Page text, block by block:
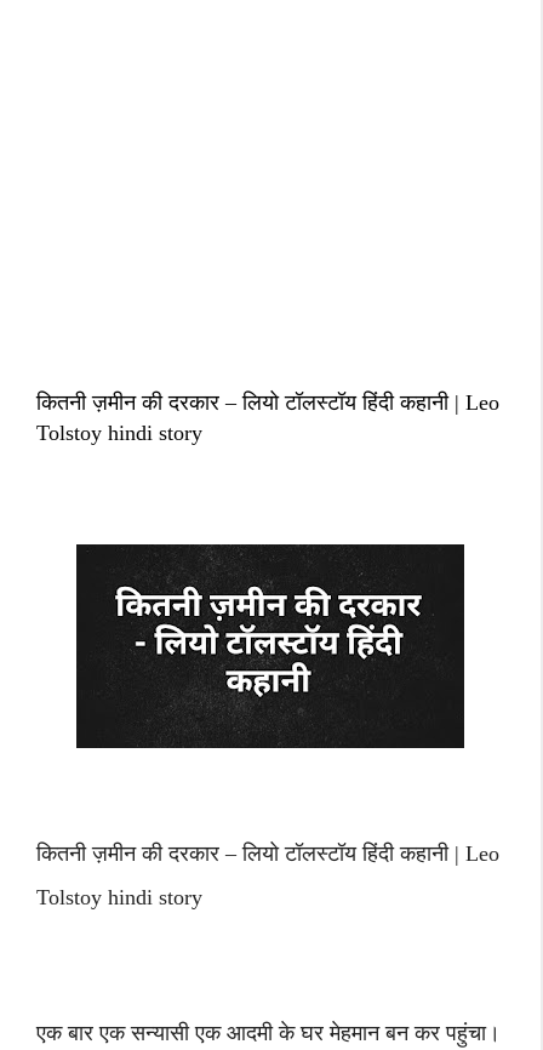
कितनी ज़मीन की दरकार – लियो टॉलस्टॉय हिंदी कहानी | Leo
Tolstoy hindi story
कितनी ज़मीन की दरकार – लियो टॉलस्टॉय हिंदी कहानी | Leo
Tolstoy hindi story
एक बार एक सन्यासी एक आदमी के घर मेहमान बन कर पहुंचा।